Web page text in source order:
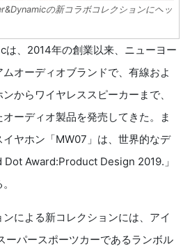
の新コラボコレクションにヘッ
、2014年の創業以来、ニューヨー
オーディオブランドで、有線およ
からワイヤレススピーカーまで、
ーディオ製品を発売してきた。ま
ヤホン「MW07」は、世界的なデ
Dot Award:Product Design 2019.」
による新コレクションには、アイ
ーパースポーツカーであるランボル